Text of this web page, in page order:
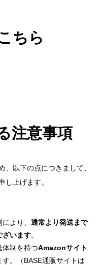
ちら
注意事項
、以下の点につきまして、
し上げます。
により、通常より発送まで
ざいます。
体制を持つAmazonサイト
。（BASE通販サイトは